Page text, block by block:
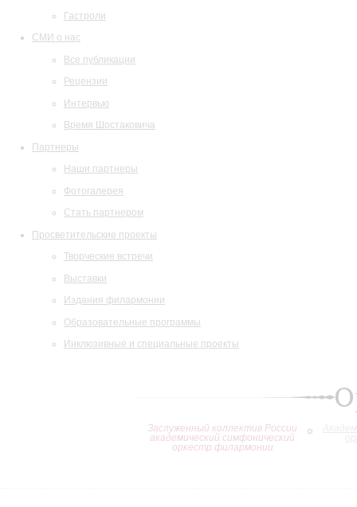
Гастроли
СМИ о нас
Все публикации
Рецензии
Интервью
Время Шостаковича
Партнеры
Наши партнеры
Фотогалерея
Стать партнером
Просветительские проекты
Творческие встречи
Выставки
Издания филармонии
Образовательные программы
Инклюзивные и специальные проекты
Заслуженный коллектив России
академический симфонический
оркестр филармонии